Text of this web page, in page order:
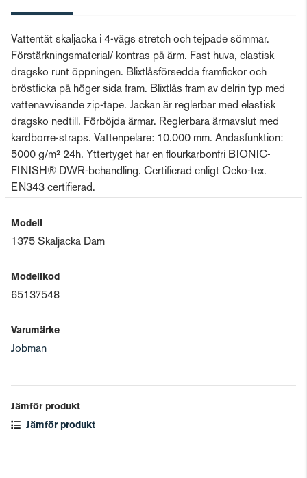
Vattentät skaljacka i 4-vägs stretch och tejpade sömmar.
Förstärkningsmaterial/ kontras på ärm. Fast huva, elastisk
dragsko runt öppningen. Blixtlåsförsedda framfickor och
bröstficka på höger sida fram. Blixtlås fram av delrin typ med
vattenavvisande zip-tape. Jackan är reglerbar med elastisk
dragsko nedtill. Förböjda ärmar. Reglerbara ärmavslut med
kardborre-straps. Vattenpelare: 10.000 mm. Andasfunktion:
5000 g/m² 24h. Yttertyget har en flourkarbonfri BIONIC-
FINISH® DWR-behandling. Certifierad enligt Oeko-tex.
EN343 certifierad.
Modell
1375 Skaljacka Dam
Modellkod
65137548
Varumärke
Jobman
Jämför produkt
Jämför produkt